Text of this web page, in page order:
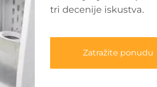
tri decenije iskustva.
Zatražite ponudu